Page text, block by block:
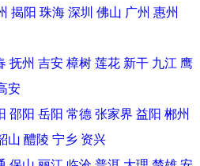
揭阳 珠海 深圳 佛山 广州 惠州
抚州 吉安 樟树 莲花 新干 九江 鹰
安
邵阳 岳阳 常德 张家界 益阳 郴州
山 醴陵 宁乡 资兴